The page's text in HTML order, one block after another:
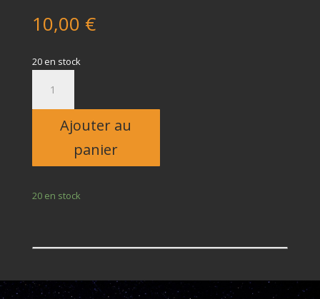
10,00 €
20 en stock
Adulte
Ajouter au
panier
20 en stock